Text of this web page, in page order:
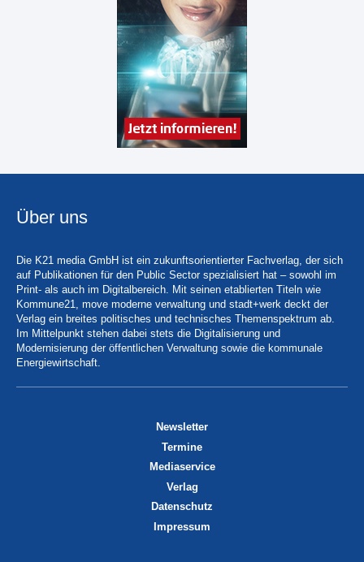
Über uns
Die K21 media GmbH ist ein zukunftsorientierter Fachverlag, der sich
auf Publikationen für den Public Sector spezialisiert hat – sowohl im
Print- als auch im Digitalbereich. Mit seinen etablierten Titeln wie
Kommune21, move moderne verwaltung und stadt+werk deckt der
Verlag ein breites politisches und technisches Themenspektrum ab.
Im Mittelpunkt stehen dabei stets die Digitalisierung und
Modernisierung der öffentlichen Verwaltung sowie die kommunale
Energiewirtschaft.
Newsletter
Termine
Mediaservice
Verlag
Datenschutz
Impressum